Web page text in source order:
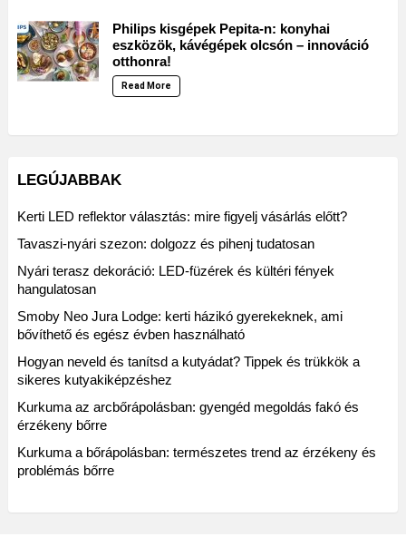
Philips kisgépek Pepita-n: konyhai
eszközök, kávégépek olcsón – innováció
otthonra!
Read More
LEGÚJABBAK
Kerti LED reflektor választás: mire figyelj vásárlás előtt?
Tavaszi-nyári szezon: dolgozz és pihenj tudatosan
Nyári terasz dekoráció: LED-füzérek és kültéri fények
hangulatosan
Smoby Neo Jura Lodge: kerti házikó gyerekeknek, ami
bővíthető és egész évben használható
Hogyan neveld és tanítsd a kutyádat? Tippek és trükkök a
sikeres kutyakiképzéshez
Kurkuma az arcbőrápolásban: gyengéd megoldás fakó és
érzékeny bőrre
Kurkuma a bőrápolásban: természetes trend az érzékeny és
problémás bőrre